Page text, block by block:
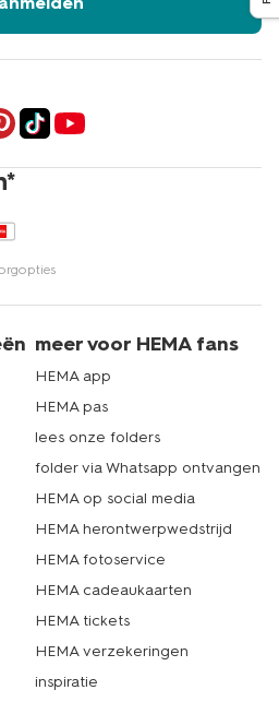
meer voor HEMA fans
HEMA app
HEMA pas
lees onze folders
folder via Whatsapp ontvangen
HEMA op social media
HEMA herontwerpwedstrijd
HEMA fotoservice
HEMA cadeaukaarten
HEMA tickets
HEMA verzekeringen
inspiratie